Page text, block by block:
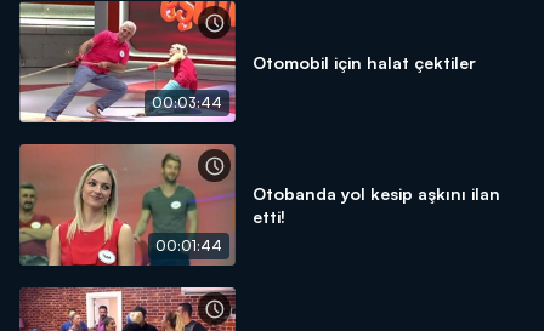
00:03:44
Otomobil için halat çektiler
00:01:44
Otobanda yol kesip aşkını ilan
etti!